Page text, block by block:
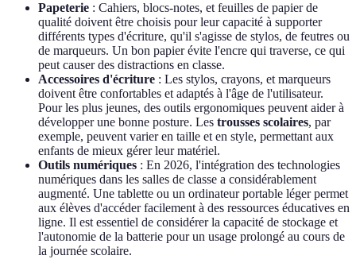
Papeterie : Cahiers, blocs-notes, et feuilles de papier de
qualité doivent être choisis pour leur capacité à supporter
différents types d'écriture, qu'il s'agisse de stylos, de feutres ou
de marqueurs. Un bon papier évite l'encre qui traverse, ce qui
peut causer des distractions en classe.
Accessoires d'écriture : Les stylos, crayons, et marqueurs
doivent être confortables et adaptés à l'âge de l'utilisateur.
Pour les plus jeunes, des outils ergonomiques peuvent aider à
développer une bonne posture. Les trousses scolaires, par
exemple, peuvent varier en taille et en style, permettant aux
enfants de mieux gérer leur matériel.
Outils numériques : En 2026, l'intégration des technologies
numériques dans les salles de classe a considérablement
augmenté. Une tablette ou un ordinateur portable léger permet
aux élèves d'accéder facilement à des ressources éducatives en
ligne. Il est essentiel de considérer la capacité de stockage et
l'autonomie de la batterie pour un usage prolongé au cours de
la journée scolaire.